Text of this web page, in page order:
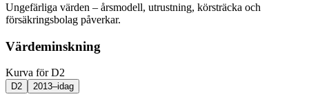
Ungefärliga värden – årsmodell, utrustning, körsträcka och
försäkringsbolag påverkar.
Värdeminskning
Kurva för D2
D2 2013–idag